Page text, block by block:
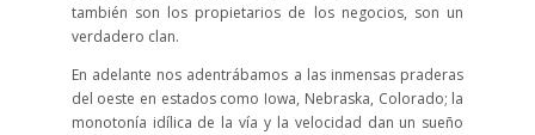
también son los propietarios de los negocios, son un
verdadero clan.
En adelante nos adentrábamos a las inmensas praderas
del oeste en estados como Iowa, Nebraska, Colorado; la
monotonía idílica de la vía y la velocidad dan un sueño